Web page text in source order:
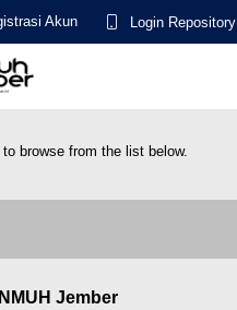
Akun Login Repository
browse from the list below.
Jember